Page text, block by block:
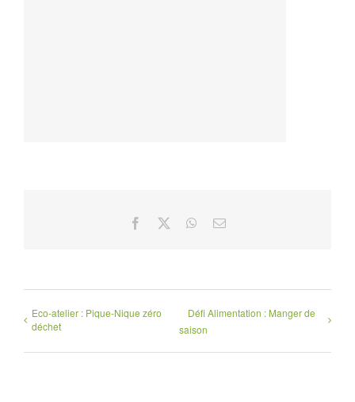
Facebook WhatsApp
Email
Eco-atelier : Pique-Nique zéro
déchet
Défi Alimentation : Manger de
saison